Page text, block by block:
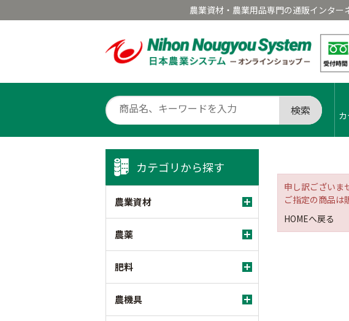
農業資材・農業用品専門の通販インター
検索
カテゴリから探す
農業資材
農薬
肥料
農機具
申し訳ございま
ご指定の商品は
HOMEへ戻る